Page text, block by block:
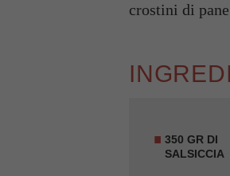
crostini di
350 GR DI
SALSICCIA